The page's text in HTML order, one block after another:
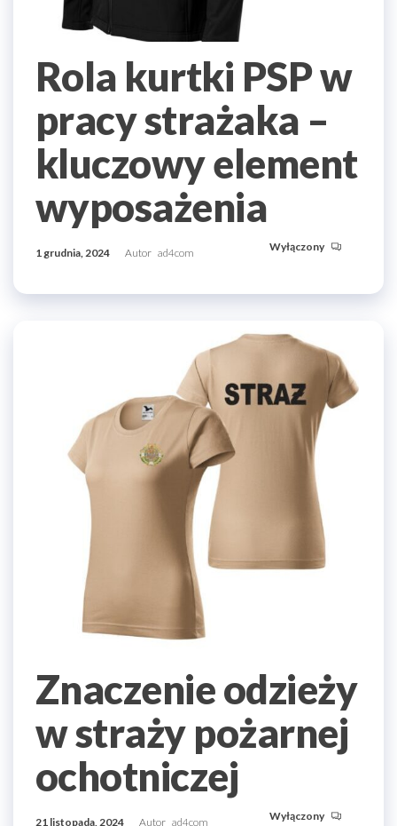
Rola kurtki PSP w
pracy strażaka –
kluczowy element
wyposażenia
1 grudnia, 2024 Autor ad4com Wyłączony
Znaczenie odzieży
w straży pożarnej
ochotniczej
21 listopada, 2024 Autor ad4com Wyłączony